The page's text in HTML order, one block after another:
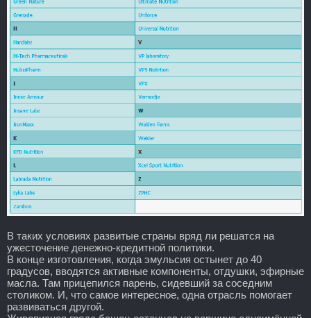
В таких условиях развитые страны вряд ли решатся на
ужесточение денежно-кредитной политики.
В конце изготовления, когда эмульсия остынет до 40
градусов, вводятся активные компоненты, отдушки, эфирные
масла. Там прицепился парень, сидевший за соседним
столиком. И, что самое интересное, одна отрасль помогает
развиваться другой.